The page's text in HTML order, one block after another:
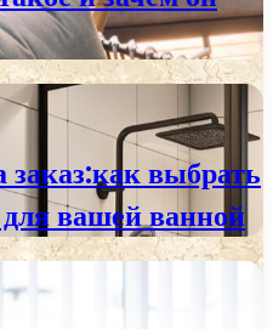
выбрать
вашей ванной